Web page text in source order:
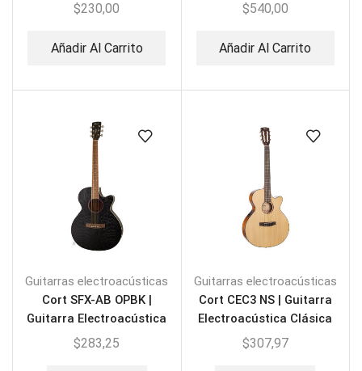
$230,00
Añadir Al Carrito
$540,00
Añadir Al Carrito
Guitarras electroacústicas
Cort SFX-AB OPBK |
Guitarra Electroacústica
Clásica
$283,25
Guitarras electroacústicas
Cort CEC3 NS | Guitarra
Electroacústica Clásica
$307,97